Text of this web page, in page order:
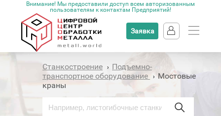
Внимание! Мы предоставили доступ всем авторизованным
пользователям к контактам Предприятий!
Заявка
Станкостроение › Подъемно-
транспортное оборудование
› Мостовые
краны